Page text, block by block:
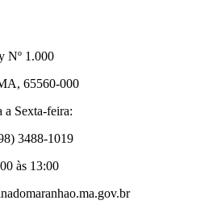
Nº 1.000
65560-000
a Sexta-feira:
3488-1019
às 13:00